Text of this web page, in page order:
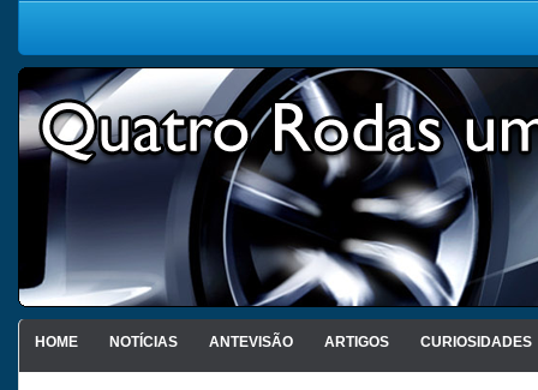
HOME NOTÍCIAS ANTEVISÃO ARTIGOS CURIOSIDADES